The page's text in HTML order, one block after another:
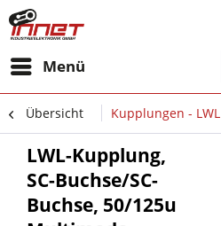
Menü
Übersicht Kupplungen - LWL
LWL-Kupplung,
SC-Buchse/SC-
Buchse, 50/125u